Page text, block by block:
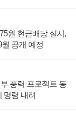
원 현금배당 실시,
공개 예정
풍력 프로젝트 동
명령 내려